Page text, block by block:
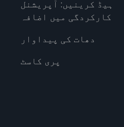
ہیڈ کرینیں: آپریشنل
کارکردگی میں اضافہ
دھات کی پیداوار
پری کاسٹ